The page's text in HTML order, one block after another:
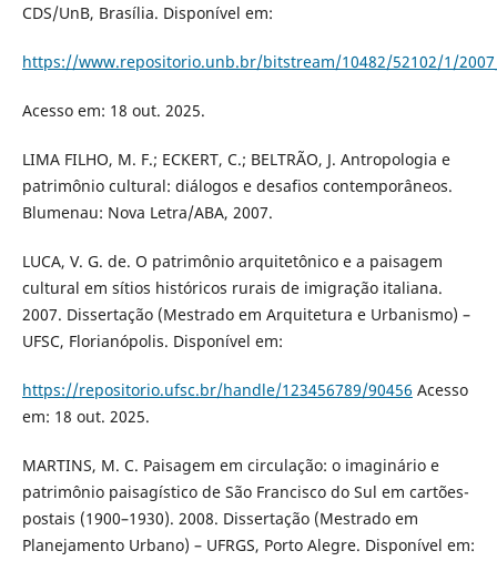
CDS/UnB, Brasília. Disponível em:
https://www.repositorio.unb.br/bitstream/10482/52102/1/
Acesso em: 18 out. 2025.
LIMA FILHO, M. F.; ECKERT, C.; BELTRÃO, J. Antropologia e
patrimônio cultural: diálogos e desafios contemporâneos.
Blumenau: Nova Letra/ABA, 2007.
LUCA, V. G. de. O patrimônio arquitetônico e a paisagem
cultural em sítios históricos rurais de imigração italiana.
2007. Dissertação (Mestrado em Arquitetura e Urbanismo) –
UFSC, Florianópolis. Disponível em:
https://repositorio.ufsc.br/handle/123456789/90456 Acesso
em: 18 out. 2025.
MARTINS, M. C. Paisagem em circulação: o imaginário e
patrimônio paisagístico de São Francisco do Sul em cartões-
postais (1900–1930). 2008. Dissertação (Mestrado em
Planejamento Urbano) – UFRGS, Porto Alegre. Disponível em: